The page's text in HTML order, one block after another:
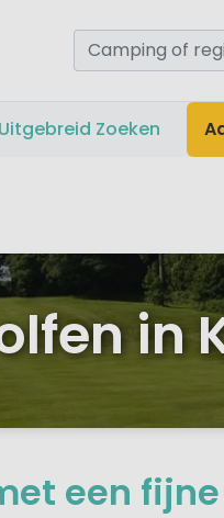
Uitgebreid Zoeken
in
een